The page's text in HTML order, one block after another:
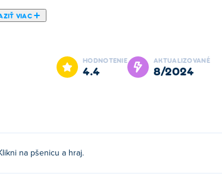
VIAC
na relaxačný, no návykový
aby ste získali ešte väčšie odmeny. Odomknite
vytvoriť dokonalé pšeničné impérium?
HODNOTENIE
4.4
AKTUALIZOVANÉ
8/2024
na pšenicu a hraj.